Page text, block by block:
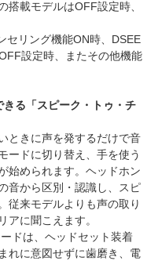
搭載モデルはOFF設定時、
セリング機能ON時、DSEE
設定時、またその他機能
る「スピーク・トゥ・チ
ときに声を発するだけで音
ードに切り替え、手を使う
始められます。ヘッドホン
音から区別・認識し、スピ
従来モデルよりも声の取り
アに聞こえます。
ドは、ヘッドセット装着
れに意図せずに歯磨き、電